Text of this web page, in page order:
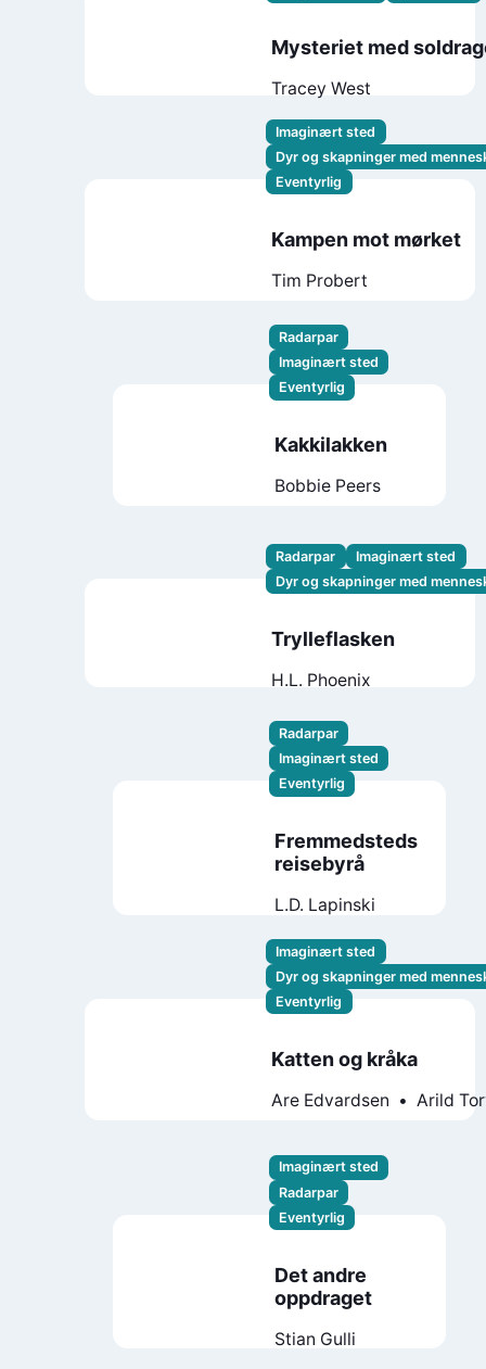
Mysteriet med
Tracey West
Imaginært sted
Dyr og skapninger med
Eventyrlig
Kampen mot mørket
Tim Probert
Radarpar
Imaginært sted
Eventyrlig
Kakkilakken
Bobbie Peers
Radarpar
Imaginært sted
Dyr og skapninger med
Trylleflasken
H.L. Phoenix
Radarpar
Imaginært sted
Eventyrlig
Fremmedsteds
reisebyrå
L.D. Lapinski
Imaginært sted
Dyr og skapninger med
Eventyrlig
Katten og kråka
Are Edvardsen
Arild
Imaginært sted
Radarpar
Eventyrlig
Det andre
oppdraget
Stian Gulli